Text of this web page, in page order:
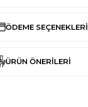
ÖDEME SEÇENEKLERI
ÜRÜN ÖNERILERI